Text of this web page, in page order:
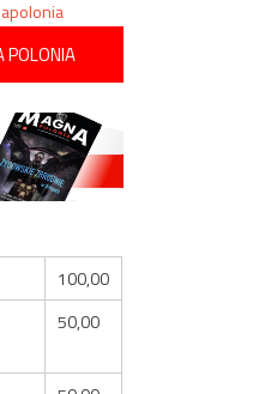
POLONIA
100,00
50,00